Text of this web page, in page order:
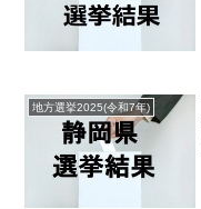
地方選挙2025(令和7年)